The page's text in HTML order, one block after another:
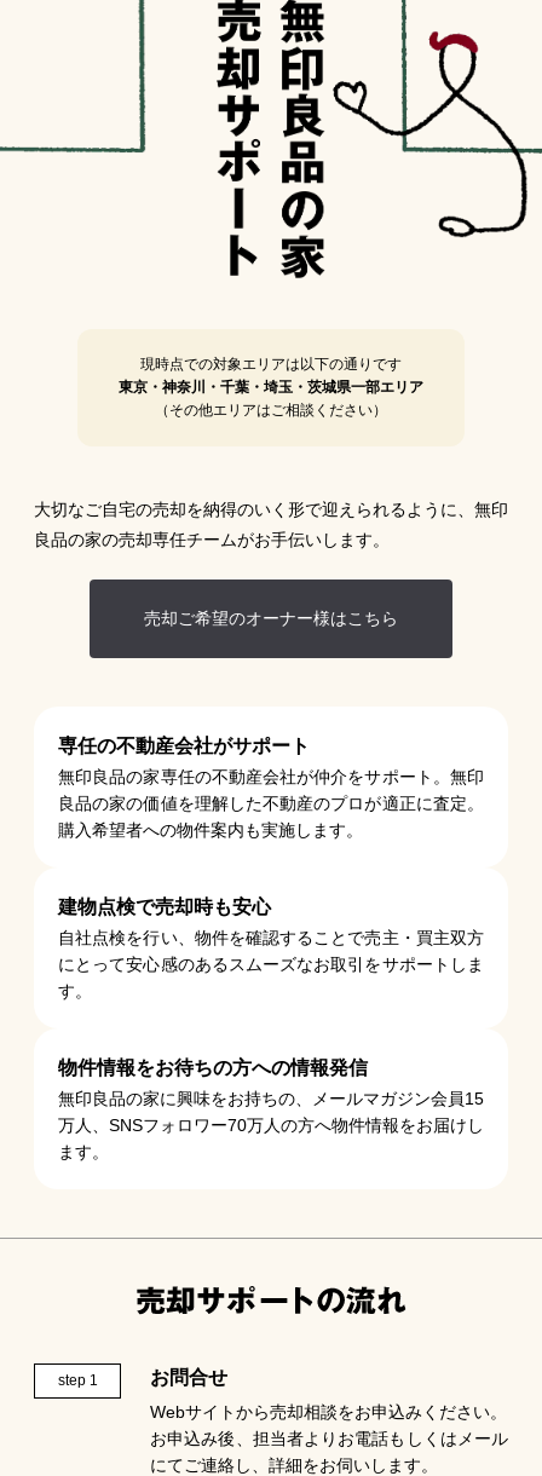
現時点での対象エリアは以下の通りです
東京・神奈川・千葉・埼玉・茨城県一部エリア
（その他エリアはご相談ください）
大切なご自宅の売却を納得のいく形で迎えられるように、無印
良品の家の売却専任チームがお手伝いします。
売却ご希望のオーナー様はこちら
専任の不動産会社がサポート
無印良品の家専任の不動産会社が仲介をサポート。無印
良品の家の価値を理解した不動産のプロが適正に査定。
購入希望者への物件案内も実施します。
建物点検で売却時も安心
自社点検を行い、物件を確認することで売主・買主双方
にとって安心感のあるスムーズなお取引をサポートしま
す。
物件情報をお待ちの方への情報発信
無印良品の家に興味をお持ちの、メールマガジン会員15
万人、SNSフォロワー70万人の方へ物件情報をお届けし
ます。
step 1 お問合せ
Webサイトから売却相談をお申込みください。
お申込み後、担当者よりお電話もしくはメール
にてご連絡し、詳細をお伺いします。